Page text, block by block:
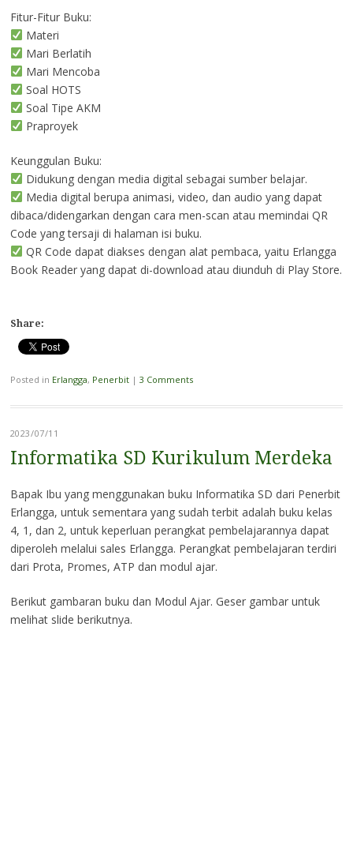
Fitur-Fitur Buku:
Materi
Mari Berlatih
Mari Mencoba
Soal HOTS
Soal Tipe AKM
Praproyek
Keunggulan Buku:
Didukung dengan media digital sebagai sumber belajar.
Media digital berupa animasi, video, dan audio yang dapat
dibaca/didengarkan dengan cara men-scan atau memindai QR
Code yang tersaji di halaman isi buku.
QR Code dapat diakses dengan alat pembaca, yaitu Erlangga
Book Reader yang dapat di-download atau diunduh di Play Store.
Share:
Posted in Erlangga, Penerbit | 3 Comments
2023/07/11
Informatika SD Kurikulum Merdeka
Bapak Ibu yang menggunakan buku Informatika SD dari Penerbit
Erlangga, untuk sementara yang sudah terbit adalah buku kelas
4, 1, dan 2, untuk keperluan perangkat pembelajarannya dapat
diperoleh melalui sales Erlangga. Perangkat pembelajaran terdiri
dari Prota, Promes, ATP dan modul ajar.
Berikut gambaran buku dan Modul Ajar. Geser gambar untuk
melihat slide berikutnya.